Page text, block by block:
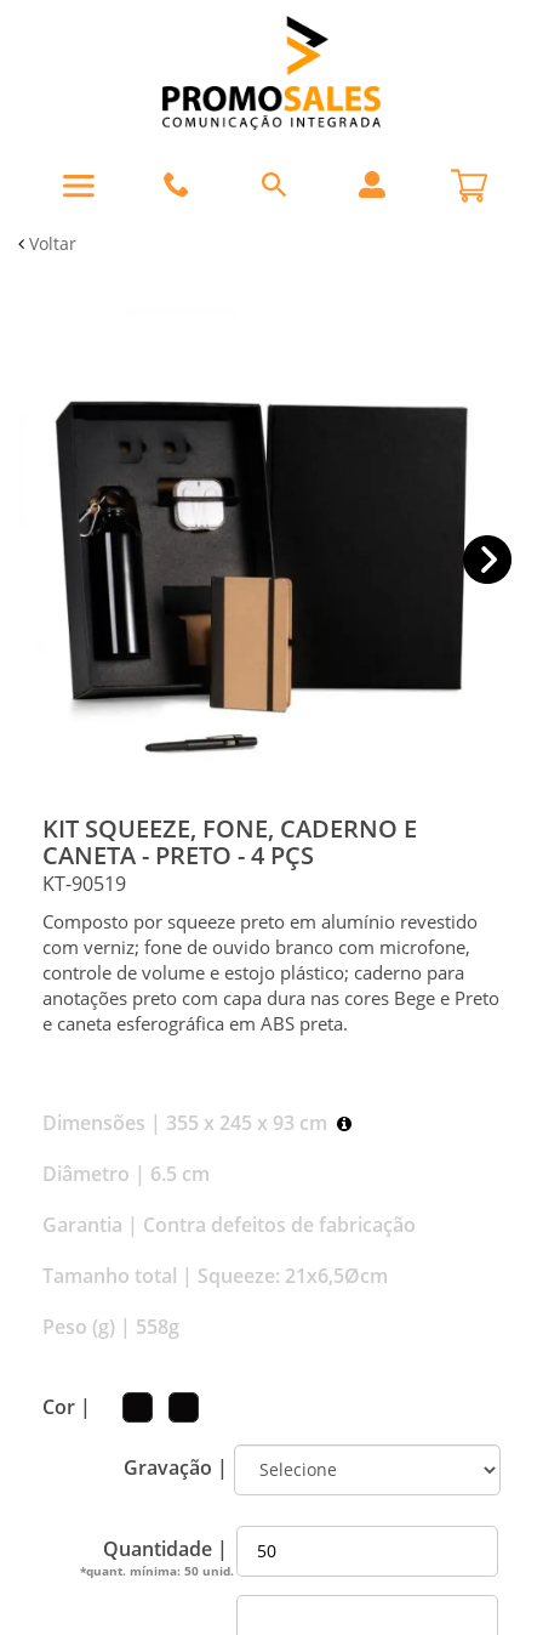
Voltar
KIT SQUEEZE, FONE, CADERNO E
CANETA - PRETO - 4 PÇS
KT-90519
Composto por squeeze preto em alumínio revestido
com verniz; fone de ouvido branco com microfone,
controle de volume e estojo plástico; caderno para
anotações preto com capa dura nas cores Bege e Preto
e caneta esferográfica em ABS preta.
Dimensões | 355 x 245 x 93 cm
Diâmetro | 6.5 cm
Garantia | Contra defeitos de fabricação
Tamanho total | Squeeze: 21x6,5Øcm
Peso (g) | 558g
Cor |
Gravação |
Quantidade |
*quant. mínima: 50 unid.